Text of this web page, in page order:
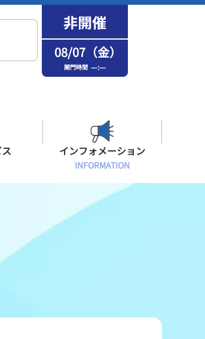
08/07（金）
開門時間 —:—
フリーWi-Fiご案内
トレース浜名湖の楽しみ方
レ浜松
ルーム会員
断幕について
キャンペーン
インフォメーション
INFORMATION
インフォメーション